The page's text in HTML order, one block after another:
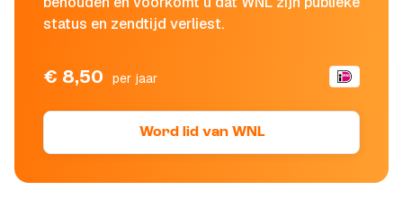
status en zendtijd verliest.
€ 8,50 per jaar
Word lid van WNL